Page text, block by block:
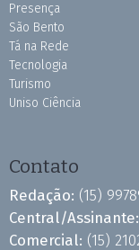
Presença
São Bento
Tá na Rede
Tecnologia
Turismo
Uniso Ciência
Contato
Redação: (15)
Central/Assinante:
Comercial: (15)